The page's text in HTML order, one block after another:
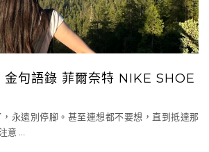
金句語錄 菲爾奈特 NIKE SHOE
永遠別停腳。甚至連想都不要想，直到抵達那
意 …